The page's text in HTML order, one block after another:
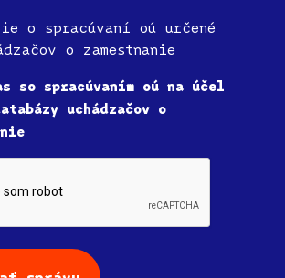
o spracúvaní oú určené
o zamestnanie
so spracúvaním oú na účel
uchádzačov o